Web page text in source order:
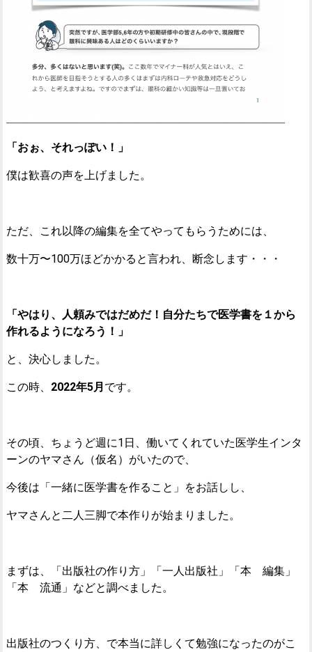
「おぉ、それっぽい！」
僕は歓喜の声を上げました。
ただ、これ以降の編集を全てやってもらうためには、
数十万〜100万ほどかかると言われ、断念します・・・
「やはり、人頼みではだめだ！自分たちで医学書を１から
作れるようになろう！」
と、決心しました。
この時、 2022年5月 です。
その頃、ちょうど週に1日、働いてくれていた医学生インタ
ーンのヤマさん（仮名）がいたので、
今後は「一緒に医学書を作ること」をお話しし、
ヤマさんと二人三脚で本作りが始まりました。
まずは、「出版社の作り方」「一人出版社」「本 編集」
「本 流通」などと調べました。
出版社のつくり方、で本当に詳しくて勉強になったのがこ